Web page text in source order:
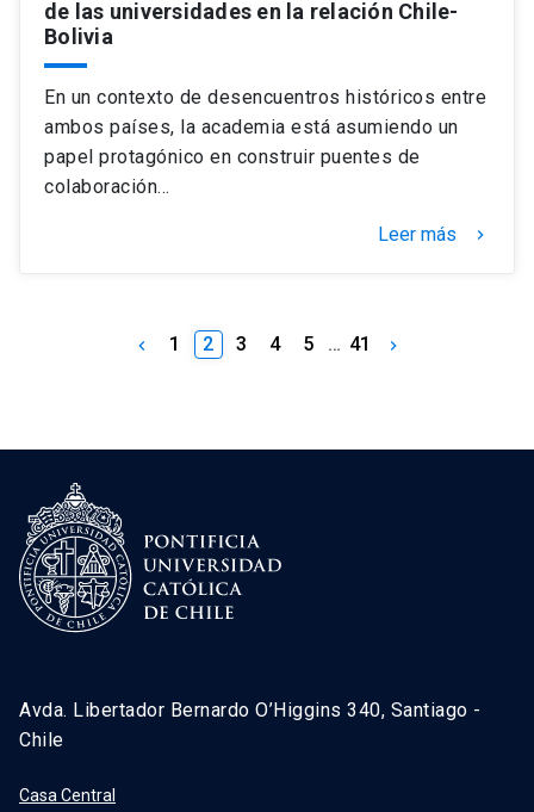
de las universidades en la relación Chile-
Bolivia
En un contexto de desencuentros históricos entre
ambos países, la academia está asumiendo un
papel protagónico en construir puentes de
colaboración…
Leer más keyboard_arrow_right
keyboard_arrow_left 1 2 3 4 5 … 41 keyboard_arrow_right
Avda. Libertador Bernardo O’Higgins 340, Santiago -
Chile
Casa Central